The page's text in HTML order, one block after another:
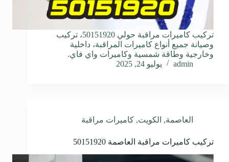
تركيب كاميرات مراقبة حولي 50151920، تركيب
وصيانة جميع أنواع كاميرات المراقبة، داخلية
وخارجية وطاقة شمسية وكاميرات واي فاي.
admin
يوليو 24, 2025
العاصمة, الكويت, كاميرات مراقبة
تركيب كاميرات مراقبة العاصمة 50151920